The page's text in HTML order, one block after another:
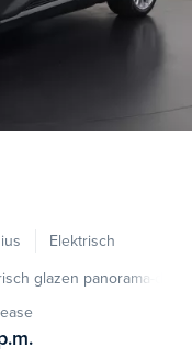
Elektrisch
glazen panorama-dak